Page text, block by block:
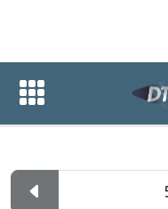
ปฏิทินกิจกรร
ปฏิทินกิจกรรมของหน่